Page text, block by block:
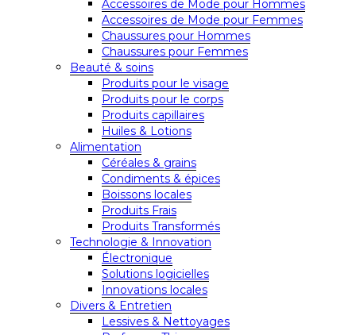
Accessoires de Mode pour Hommes
Accessoires de Mode pour Femmes
Chaussures pour Hommes
Chaussures pour Femmes
Beauté & soins
Produits pour le visage
Produits pour le corps
Produits capillaires
Huiles & Lotions
Alimentation
Céréales & grains
Condiments & épices
Boissons locales
Produits Frais
Produits Transformés
Technologie & Innovation
Électronique
Solutions logicielles
Innovations locales
Divers & Entretien
Lessives & Nettoyages